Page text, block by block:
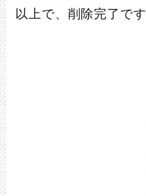
以上で、削除完了です